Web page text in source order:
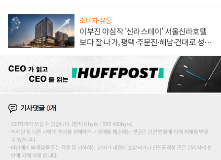
소비자·유통
이부진 야심작 '신라스테이' 서울신라호텔
보다 잘 나가, 평택·주문진·해남·건대로 성
기사댓글0개
200자까지 쓰실 수 있습니다. (현재 0 byte / 최대 400byte)
저작권 등 다른 사람의 권리를 침해하거나 명예를 훼손하는 댓글은 관련 법률에 의해 제재를 받을
수 있습니다.
타인에게 불쾌감을 주는 욕설 등 비하하는 단어가 내용에 포함되거나 인신공격성 글은 관리자의 판
단에 의해 삭제 합니다.